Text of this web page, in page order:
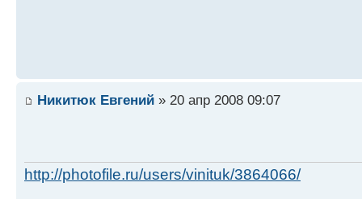
Никитюк Евгений » 20 апр 2008 09:07
http://photofile.ru/users/vinituk/3864066/